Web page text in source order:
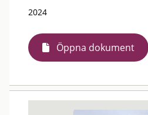
2024
Öppna dokument